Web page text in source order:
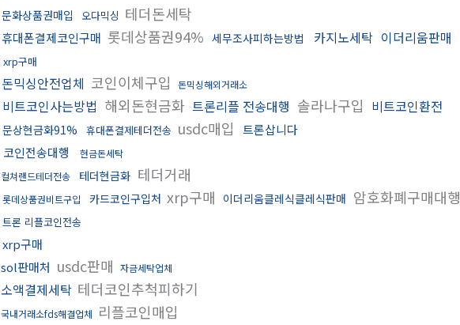
문화상품권매입 오다믹싱 테더돈세탁
휴대폰결제코인구매 롯데상품권94% 세무조사피하는방법 카지노세탁 이더리움판매
xrp구매
돈믹싱안전업체 코인이체구입 돈믹싱해외거래소
비트코인사는방법 해외돈현금화 트론리플 전송대행 솔라나구입 비트코인환전
문상현금화91% 휴대폰결제테더전송 usdc매입
트론삽니다
코인전송대행
현금돈세탁
컬쳐랜드테더전송
테더현금화 테더거래
롯데상품권비트구입 카드코인구입처 xrp구매 이더리움클레식클레식판매 암호화폐구매대행
트론 리플코인전송
xrp구매
sol판매처 usdc판매 자금세탁업체
소액결제세탁 테더코인추척피하기
국내거래소fds해결업체 리플코인매입